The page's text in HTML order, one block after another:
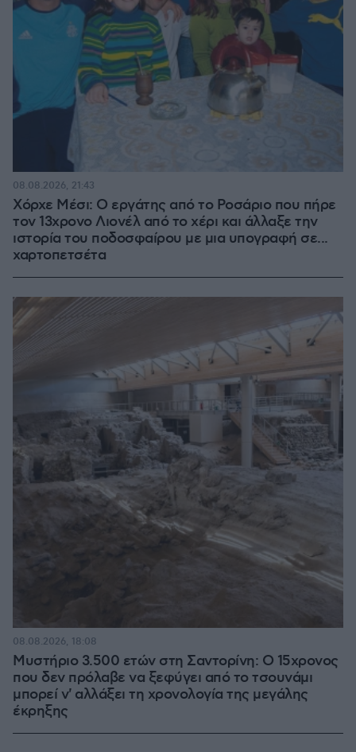
Χόρχε Μέσι: Ο εργάτης από το Ροσάριο που πήρε
τον 13χρονο Λιονέλ από το χέρι και άλλαξε την
ιστορία του ποδοσφαίρου με μια υπογραφή σε...
χαρτοπετσέτα
08.08.2026, 21:43
Μυστήριο 3.500 ετών στη Σαντορίνη: Ο 15χρονος
που δεν πρόλαβε να ξεφύγει από το τσουνάμι
μπορεί ν' αλλάξει τη χρονολογία της μεγάλης
έκρηξης
08.08.2026, 18:08